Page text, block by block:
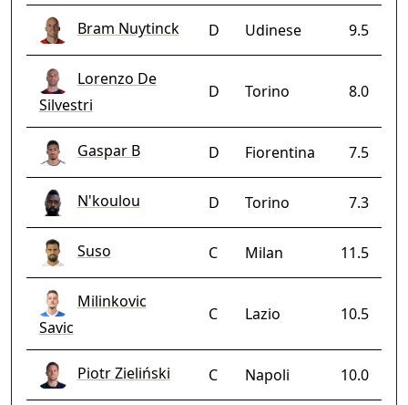
Bram Nuytinck D Udinese 9.5
Lorenzo De
Silvestri
D Torino 8.0
Gaspar B D Fiorentina 7.5
N'koulou D Torino 7.3
Suso C Milan 11.5
Milinkovic
Savic
C Lazio 10.5
Piotr Zieliński C Napoli 10.0